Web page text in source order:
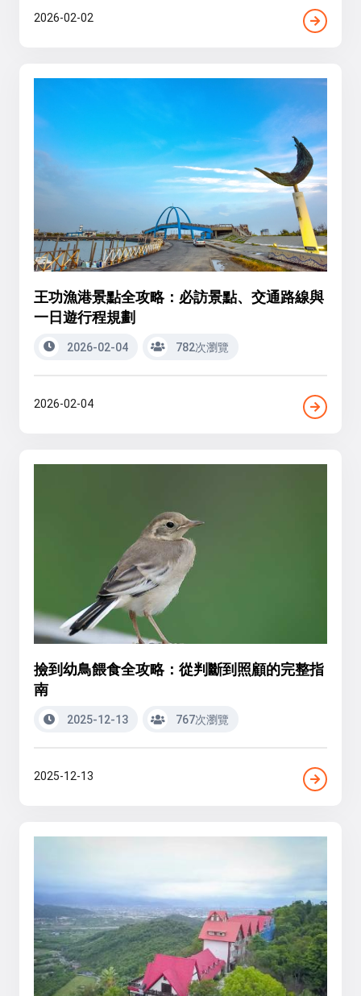
2026-02-02
王功漁港景點全攻略：必訪景點、交通路線與
一日遊行程規劃
2026-02-04 782次瀏覽
2026-02-04
撿到幼鳥餵食全攻略：從判斷到照顧的完整指
南
2025-12-13 767次瀏覽
2025-12-13